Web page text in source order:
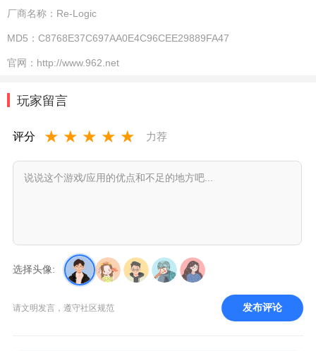
厂商名称： Re-Logic
MD5： C8768E37C697AA0E4C96CEE29889FA47
官网： http://www.962.net
玩家留言
评分 ★ ★ ★ ★ ★ 力荐
选择头像:
请文明发言，遵守社区规范 发布评论